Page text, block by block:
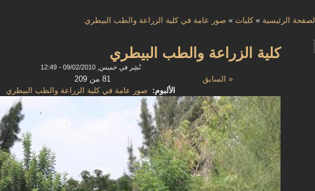
الصفحة الرئيسية »كليات » صور عامة في كلية الزراعة والطب البيطري
كلية الزراعة والطب البيطري
نُشِر في خميس, 09/02/2010 - 12:49
« السابق 81 من 209
الألبوم:
صور عامة في كلية الزراعة والطب البيطري